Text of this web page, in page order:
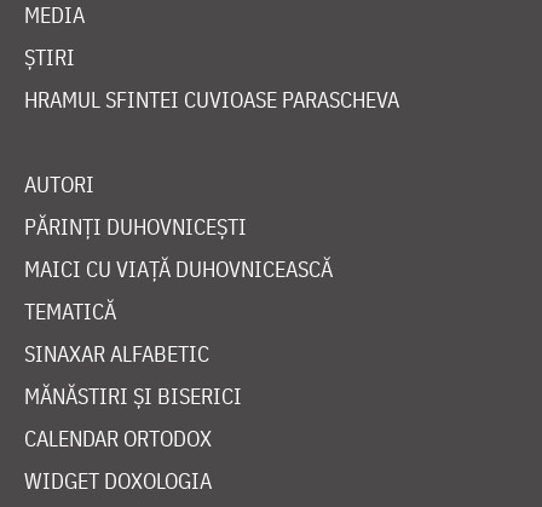
MEDIA
ȘTIRI
HRAMUL SFINTEI CUVIOASE PARASCHEVA
AUTORI
PĂRINȚI DUHOVNICEȘTI
MAICI CU VIAȚĂ DUHOVNICEASCĂ
TEMATICĂ
SINAXAR ALFABETIC
MĂNĂSTIRI ȘI BISERICI
CALENDAR ORTODOX
WIDGET DOXOLOGIA